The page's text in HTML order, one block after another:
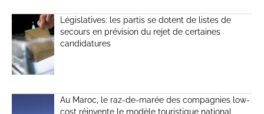
Législatives: les partis se dotent de listes de
secours en prévision du rejet de certaines
candidatures
Au Maroc, le raz-de-marée des compagnies low-
cost réinvente le modèle touristique national